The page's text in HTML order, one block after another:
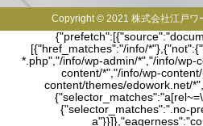
Copyright © 2021 株式会社江戸ワ
[{"href_matches":"/info/
*.php","/info/wp-admin/*","/info/wp-
content/*","/info/wp-
content/themes/edowork.net/
{"selector_matches":".no-